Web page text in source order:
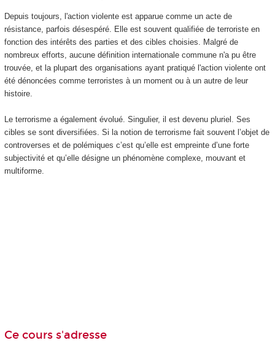
Depuis toujours, l'action violente est apparue comme un acte de
résistance, parfois désespéré. Elle est souvent qualifiée de terroriste en
fonction des intérêts des parties et des cibles choisies. Malgré de
nombreux efforts, aucune définition internationale commune n'a pu être
trouvée, et la plupart des organisations ayant pratiqué l'action violente ont
été dénoncées comme terroristes à un moment ou à un autre de leur
histoire.
Le terrorisme a également évolué. Singulier, il est devenu pluriel. Ses
cibles se sont diversifiées. Si la notion de terrorisme fait souvent l’objet de
controverses et de polémiques c’est qu’elle est empreinte d’une forte
subjectivité et qu’elle désigne un phénomène complexe, mouvant et
multiforme.
Ce cours s'adresse